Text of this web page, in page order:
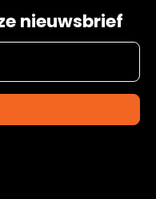
nieuwsbrief